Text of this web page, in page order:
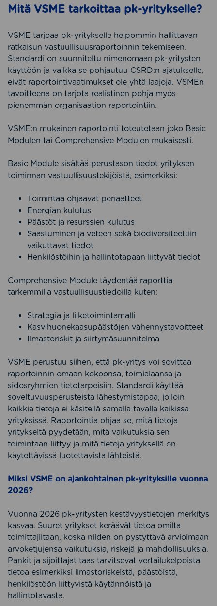
Mitä VSME tarkoittaa pk-yritykselle?
VSME tarjoaa pk-yritykselle helpommin hallittavan
ratkaisun vastuullisuusraportoinnin tekemiseen.
Standardi on suunniteltu nimenomaan pk-yritysten
käyttöön ja vaikka se pohjautuu CSRD:n ajatukselle,
eivät raportointivaatimukset ole yhtä laajoja. VSMEn
tavoitteena on tarjota realistinen pohja myös
pienemmän organisaation raportointiin.
VSME:n mukainen raportointi toteutetaan joko Basic
Modulen tai Comprehensive Modulen mukaisesti.
Basic Module sisältää perustason tiedot yrityksen
toiminnan vastuullisuustekijöistä, esimerkiksi:
Toimintaa ohjaavat periaatteet
Energian kulutus
Päästöt ja resurssien kulutus
Saastuminen ja veteen sekä biodiversiteettiin
vaikuttavat tiedot
Henkilöstöihin ja hallintotapaan liittyvät tiedot
Comprehensive Module täydentää raporttia
tarkemmilla vastuullisuustiedoilla kuten:
Strategia ja liiketoimintamalli
Kasvihuonekaasupäästöjen vähennystavoitteet
Ilmastoriskit ja siirtymäsuunnitelma
VSME perustuu siihen, että pk-yritys voi sovittaa
raportoinnin omaan kokoonsa, toimialaansa ja
sidosryhmien tietotarpeisiin. Standardi käyttää
soveltuvuusperusteista lähestymistapaa, jolloin
kaikkia tietoja ei käsitellä samalla tavalla kaikissa
yrityksissä. Raportointia ohjaa se, mitä tietoja
yritykseltä pyydetään, mitä vaikutuksia sen
toimintaan liittyy ja mitä tietoja yrityksellä on
käytettävissä luotettavista lähteistä.
Miksi VSME on ajankohtainen pk-yrityksille vuonna
2026?
Vuonna 2026 pk-yritysten kestävyystietojen merkitys
kasvaa. Suuret yritykset keräävät tietoa omilta
toimittajiltaan, koska niiden on pystyttävä arvioimaan
arvoketjujensa vaikutuksia, riskejä ja mahdollisuuksia.
Pankit ja sijoittajat taas tarvitsevat vertailukelpoista
tietoa esimerkiksi ilmastoriskeistä, päästöistä,
henkilöstöön liittyvistä käytännöistä ja
hallintotavasta.